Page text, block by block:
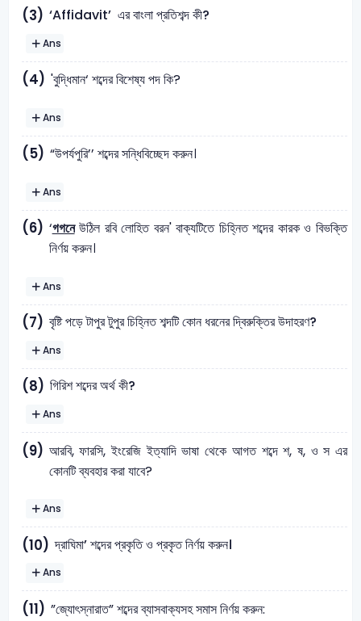
(3) ‘Affidavit’ এর বাংলা প্রতিশব্দ কী?
Ans
(4) 'বুদ্ধিমান‘ শব্দের বিশেষ্য পদ কি?
Ans
(5) “উপর্যপুরি’’ শব্দের সন্ধিবিচ্ছেদ করুন।
Ans
(6) ‘গগনেউঠিল রবি লােহিত বরন' বাক্যটিতে চিহ্নিত শব্দের কারক ও বিভক্তি
নির্ণয় করুন।
Ans
(7) বৃষ্টি পড়ে টাপুর টুপুর চিহ্নিত শব্দটি কোন ধরনের দ্বিরুক্তির উদাহরণ?
Ans
(8) গিরিশ শব্দের অর্থ কী?
Ans
(9) আরবি, ফারসি, ইংরেজি ইত্যাদি ভাষা থেকে আগত শব্দে শ, ষ, ও স এর
কোনটি ব্যবহার করা যাবে?
Ans
(10) দ্রাঘিমা’ শব্দের প্রকৃতি ও প্রকৃত নির্ণয় করুন।
Ans
(11) ”জ্যোৎস্নারাত” শব্দের ব্যাসবাক্যসহ সমাস নির্ণয় করুন: